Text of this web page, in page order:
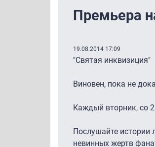
Премьера
19.08.2014 17:09
"Святая инквизиция"
Виновен, пока не
Каждый вторник, со
Послушайте истории
невинных жертв